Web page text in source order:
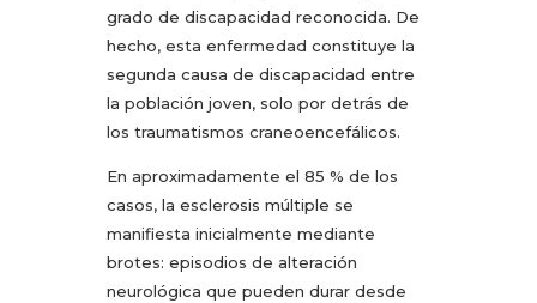
grado de discapacidad reconocida. De
hecho, esta enfermedad constituye la
segunda causa de discapacidad entre
la población joven, solo por detrás de
los traumatismos craneoencefálicos.
En aproximadamente el 85 % de los
casos, la esclerosis múltiple se
manifiesta inicialmente mediante
brotes: episodios de alteración
neurológica que pueden durar desde